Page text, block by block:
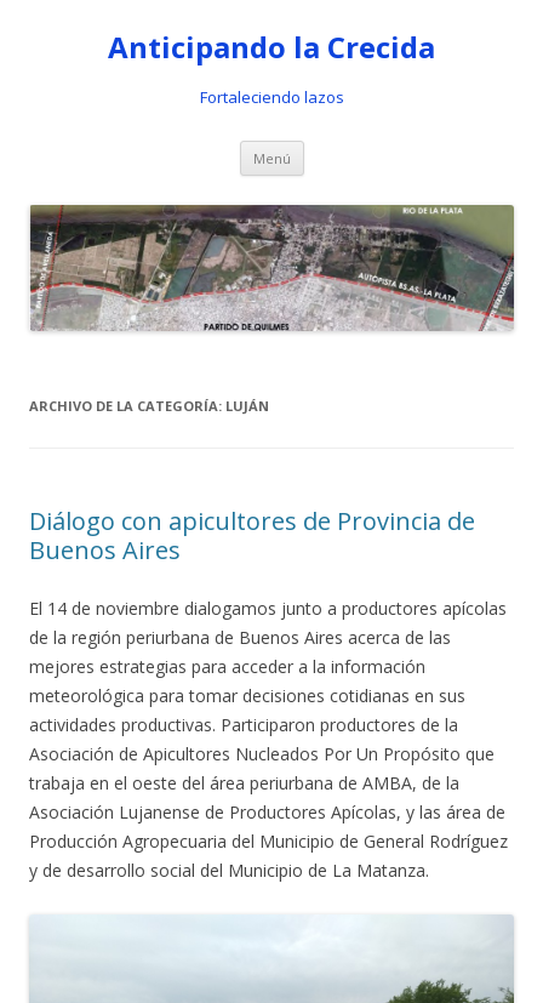
Anticipando la Crecida
Fortaleciendo lazos
Menú Ir al contenido
ARCHIVO DE LA CATEGORÍA: LUJÁN
Diálogo con apicultores de Provincia de
Buenos Aires
El 14 de noviembre dialogamos junto a productores apícolas
de la región periurbana de Buenos Aires acerca de las
mejores estrategias para acceder a la información
meteorológica para tomar decisiones cotidianas en sus
actividades productivas. Participaron productores de la
Asociación de Apicultores Nucleados Por Un Propósito que
trabaja en el oeste del área periurbana de AMBA, de la
Asociación Lujanense de Productores Apícolas, y las área de
Producción Agropecuaria del Municipio de General Rodríguez
y de desarrollo social del Municipio de La Matanza.